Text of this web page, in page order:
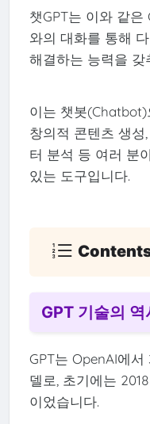
챗GPT는 이와 같
와의 대화를 통해
해결하는 능력을 갖
이는 챗봇(Chatbot)
창의적 콘텐츠 생성
터 분석 등 여러 분
있는 도구입니다.
GPT 기술의
GPT는 OpenAI에
델로, 초기에는
이었습니다.